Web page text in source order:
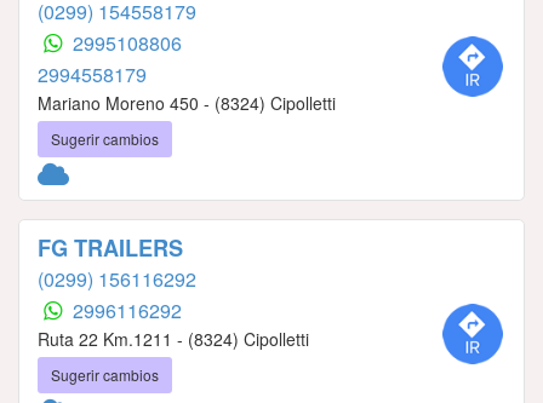
(0299) 154558179
2995108806
2994558179
Mariano Moreno 450 - (8324) Cipolletti
Sugerir cambios
FG TRAILERS
(0299) 156116292
2996116292
Ruta 22 Km.1211 - (8324) Cipolletti
Sugerir cambios